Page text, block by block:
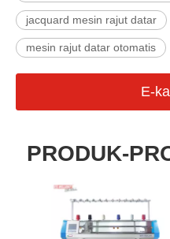
jacquard mesin rajut datar
mesin rajut datar otomatis
E-
PRODUK-